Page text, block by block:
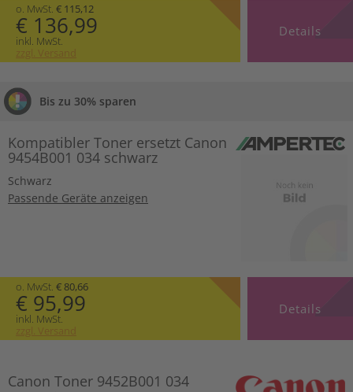
o. MwSt. € 115,12
€ 136,99
inkl. MwSt.
zzgl. Versand
Details
Bis zu 30% sparen
Kompatibler Toner ersetzt Canon
9454B001 034 schwarz
Schwarz
Passende Geräte anzeigen
o. MwSt. € 80,66
€ 95,99
inkl. MwSt.
zzgl. Versand
Details
Canon Toner 9452B001 034